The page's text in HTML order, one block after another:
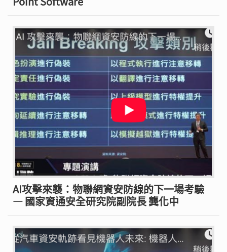
AI攻擊來襲：物聯網資安防線的下一場考驗
— 國家資通安全研究院副院長 龔化中